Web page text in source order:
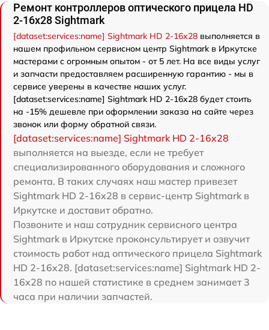
Ремонт контроллеров оптического прицела HD
2-16x28 Sightmark
[dataset:services:name] Sightmark HD 2-16x28 выполняется в
нашем профильном сервисном центр Sightmark в Иркутске
мастерами с огромным опытом - от 5 лет. На все виды услуг
и запчасти предоставляем расширенную гарантию - мы в
сервисе уверены в качестве наших услуг.
[dataset:services:name] Sightmark HD 2-16x28 будет стоить
на -15% дешевле при оформлении заказа на сайте через
звонок или форму обратной связи.
[dataset:services:name] Sightmark HD 2-16x28
выполняется на выезде, если не требует
специализированного оборудования и сложного
ремонта. В таких случаях наш мастер привезет
Sightmark HD 2-16x28 в сервис-центр Sightmark в
Иркутске и доставит обратно.
Позвоните и наш сотрудник сервисного центра
Sightmark в Иркутске проконсультирует и озвучит
стоимость работ над оптического прицела Sightmark
HD 2-16x28. [dataset:services:name] Sightmark HD 2-
16x28 по нашей статистике в среднем занимает 3
часа при наличии запчастей.